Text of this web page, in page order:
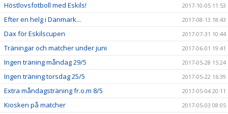
Höstlovsfotboll med Eskils! 2017-10-05 11:53
Efter en helg i Danmark... 2017-08-13 18:43
Dax för Eskilscupen 2017-07-31 10:44
Träningar och matcher under juni 2017-06-01 19:41
Ingen träning måndag 29/5 2017-05-28 15:24
Ingen träning torsdag 25/5 2017-05-22 16:39
Extra måndagsträning fr.o.m 8/5 2017-05-04 20:11
Kiosken på matcher 2017-05-03 08:05